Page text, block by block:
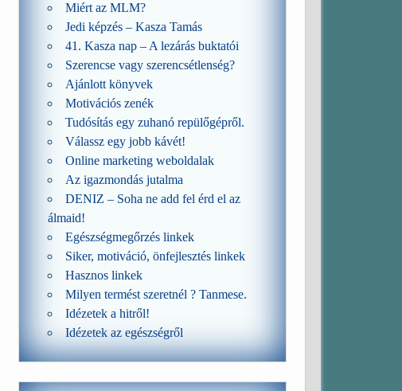
Miért az MLM?
Jedi képzés – Kasza Tamás
41. Kasza nap – A lezárás buktatói
Szerencse vagy szerencsétlenség?
Ajánlott könyvek
Motivációs zenék
Tudósítás egy zuhanó repülőgépről.
Válassz egy jobb kávét!
Online marketing weboldalak
Az igazmondás jutalma
DENIZ – Soha ne add fel érd el az
álmaid!
Egészségmegőrzés linkek
Siker, motiváció, önfejlesztés linkek
Hasznos linkek
Milyen termést szeretnél ? Tanmese.
Idézetek a hitről!
Idézetek az egészségről